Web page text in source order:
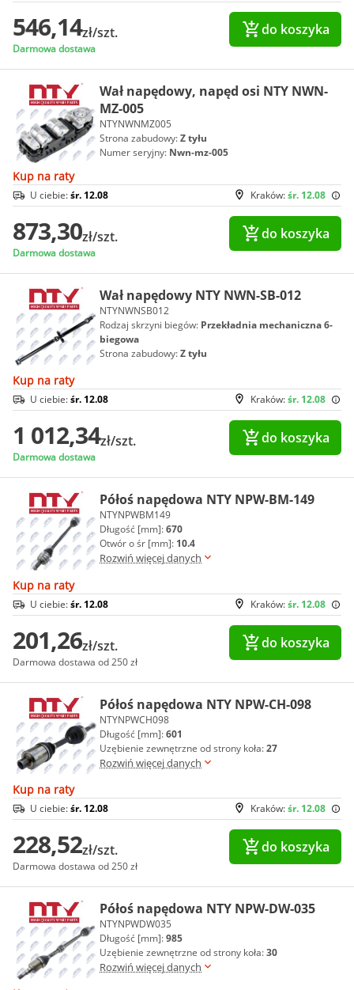
546,14zł/szt.
Darmowa dostawa
do koszyka
Wał napędowy, napęd osi NTY NWN-
MZ-005
NTYNWNMZ005
Strona zabudowy:Z tyłu
Numer seryjny: Nwn-mz-005
Kup na raty
Kraków:śr. 12.08
U ciebie:śr. 12.08
873,30zł/szt.
Darmowa dostawa
do koszyka
Wał napędowy NTY NWN-SB-012
NTYNWNSB012
Rodzaj skrzyni biegów: Przekładnia mechaniczna 6-
biegowa
Strona zabudowy:Z tyłu
Kup na raty
Kraków:śr. 12.08
U ciebie:śr. 12.08
1 012,34zł/szt.
Darmowa dostawa
do koszyka
Półoś napędowa NTY NPW-BM-149
NTYNPWBM149
Długość [mm]:670
Otwór o śr [mm]: 10.4
Rozwiń więcej danych
Kup na raty
Kraków:śr. 12.08
U ciebie:śr. 12.08
201,26zł/szt.
Darmowa dostawa od 250 zł
do koszyka
Półoś napędowa NTY NPW-CH-098
NTYNPWCH098
Długość [mm]:601
Uzębienie zewnętrzne od strony koła:27
Rozwiń więcej danych
Kup na raty
Kraków:śr. 12.08
U ciebie:śr. 12.08
228,52zł/szt.
Darmowa dostawa od 250 zł
do koszyka
Półoś napędowa NTY NPW-DW-035
NTYNPWDW035
Długość [mm]:985
Uzębienie zewnętrzne od strony koła:30
Rozwiń więcej danych